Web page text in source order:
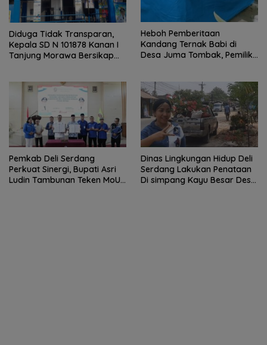
Diduga Tidak Transparan,
Kepala SD N 101878 Kanan I
Tanjung Morawa Bersikap
Heboh Pemberitaan
Kandang Ternak Babi di
Desa Juma Tombak, Pemilik
Pemkab Deli Serdang
Perkuat Sinergi, Bupati Asri
Ludin Tambunan Teken MoU
Dinas Lingkungan Hidup Deli
Serdang Lakukan Penataan
Di simpang Kayu Besar Desa